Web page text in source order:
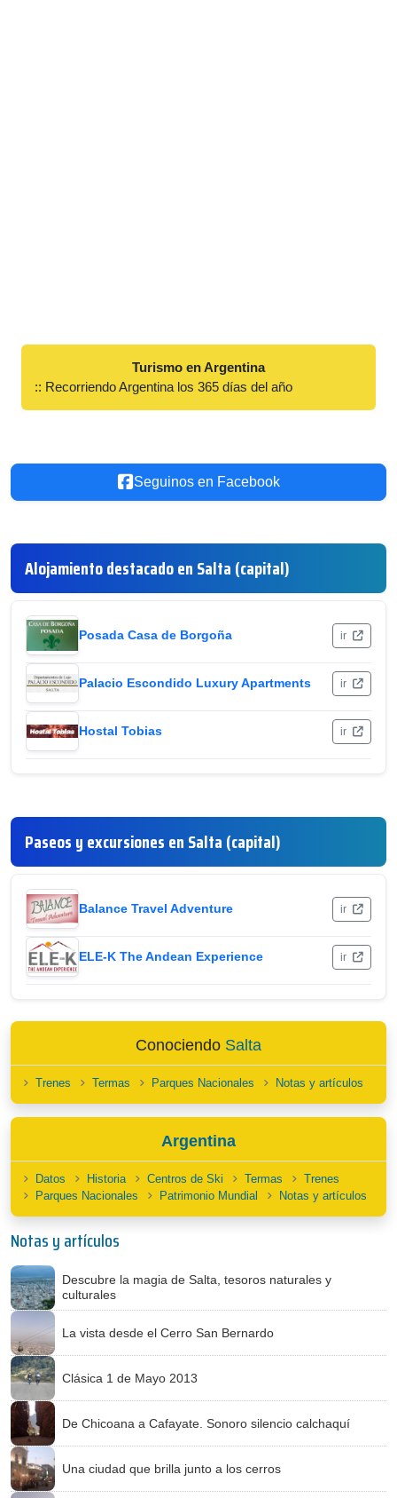
Turismo en Argentina
:: Recorriendo Argentina los 365 días del año
Seguinos en Facebook
Alojamiento destacado en Salta (capital)
Posada Casa de Borgoña ir
Palacio Escondido Luxury Apartments ir
Hostal Tobias ir
Paseos y excursiones en Salta (capital)
Balance Travel Adventure ir
ELE-K The Andean Experience ir
Conociendo Salta
Trenes Termas Parques Nacionales Notas y artículos
Argentina
Datos Historia Centros de Ski Termas
Trenes
Parques Nacionales
Patrimonio Mundial Notas y artículos
Notas y artículos
Descubre la magia de Salta, tesoros naturales y
culturales
La vista desde el Cerro San Bernardo
Clásica 1 de Mayo 2013
De Chicoana a Cafayate. Sonoro silencio calchaquí
Una ciudad que brilla junto a los cerros